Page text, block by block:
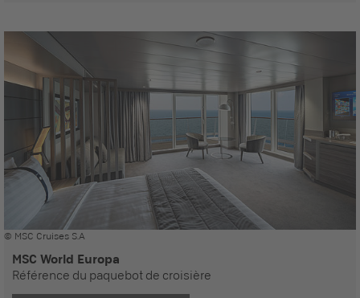
© MSC Cruises S.A
MSC World Europa
Référence du paquebot de croisière